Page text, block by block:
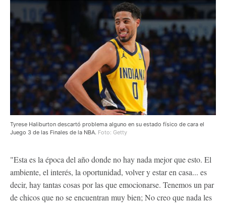
Tyrese Haliburton descartó problema alguno en su estado físico de cara el
Juego 3 de las Finales de la NBA. Foto: Getty
"Esta es la época del año donde no hay nada mejor que esto. El
ambiente, el interés, la oportunidad, volver y estar en casa... es
decir, hay tantas cosas por las que emocionarse. Tenemos un par
de chicos que no se encuentran muy bien; No creo que nada les